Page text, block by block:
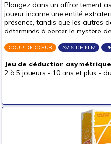
Plongez dans un affrontement
joueur incarne une entité
présence, tandis que les autres
déterminés à percer le mystère
COUP DE CŒUR AVIS DE NIM
Jeu de déduction asymétrique
2 à 5 joueurs - 10 ans et plus -